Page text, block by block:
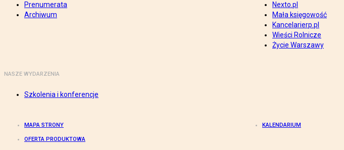
Prenumerata
Archiwum
Nexto.pl
Mała księgowość
Kancelarierp.pl
Wieści Rolnicze
Życie Warszawy
NASZE WYDARZENIA
Szkolenia i konferencje
MAPA STRONY KALENDARIUM
OFERTA PRODUKTOWA